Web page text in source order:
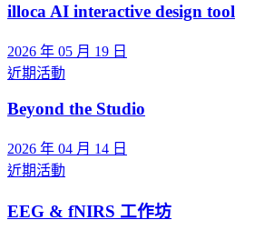
illoca AI interactive design tool
2026 年 05 月 19 日
近期活動
Beyond the Studio
2026 年 04 月 14 日
近期活動
EEG & fNIRS 工作坊